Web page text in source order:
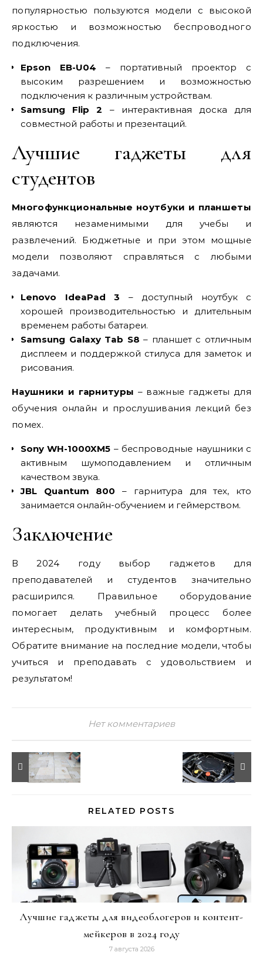
популярностью пользуются модели с высокой
яркостью и возможностью беспроводного
подключения.
Epson EB-U04 – портативный проектор с
высоким разрешением и возможностью
подключения к различным устройствам.
Samsung Flip 2 – интерактивная доска для
совместной работы и презентаций.
Лучшие гаджеты для
студентов
Многофункциональные ноутбуки и планшеты
являются незаменимыми для учебы и
развлечений. Бюджетные и при этом мощные
модели позволяют справляться с любыми
задачами.
Lenovo IdeaPad 3 – доступный ноутбук с
хорошей производительностью и длительным
временем работы батареи.
Samsung Galaxy Tab S8 – планшет с отличным
дисплеем и поддержкой стилуса для заметок и
рисования.
Наушники и гарнитуры – важные гаджеты для
обучения онлайн и прослушивания лекций без
помех.
Sony WH-1000XM5 – беспроводные наушники с
активным шумоподавлением и отличным
качеством звука.
JBL Quantum 800 – гарнитура для тех, кто
занимается онлайн-обучением и геймерством.
Заключение
В 2024 году выбор гаджетов для
преподавателей и студентов значительно
расширился. Правильное оборудование
помогает делать учебный процесс более
интересным, продуктивным и комфортным.
Обратите внимание на последние модели, чтобы
учиться и преподавать с удовольствием и
результатом!
Нет комментариев
RELATED POSTS
Лучшие гаджеты для видеоблогеров и контент-
мейкеров в 2024 году
7 августа 2026